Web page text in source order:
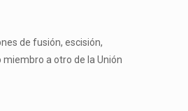
de fusión, escisión,
a otro de la Unión